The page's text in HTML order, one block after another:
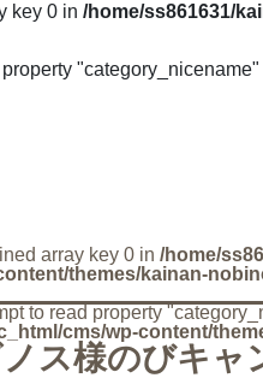
key 0 in /home/ss861631/
property
array key 0 in /home/
themes/kainan-
to read property
cms/wp-content/
ス様のびキャ